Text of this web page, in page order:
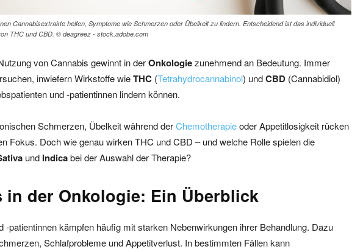
Cannabisextrakte helfen, Symptome wie Schmerzen oder Übelkeit zu lindern. Entscheidend ist das individuell
THC und CBD. © deagreez - stock.adobe.com
von Cannabis gewinnt in derOnkologiezunehmend an Bedeutung. Immer
inwiefern Wirkstoffe wieTHC (Tetrahydrocannabinol) undCBD (Cannabidiol)
und -patientinnen lindern können.
Schmerzen, Übelkeit während derChemotherapieoder Appetitlosigkeit rücken
Fokus. Doch wie genau wirken THC und CBD – und welche Rolle spielen die
und Indicabei der Auswahl der Therapie?
in der Onkologie: Ein Überblick
-patientinnen kämpfen häufig mit starken Nebenwirkungen ihrer Behandlung. Dazu
Schlafprobleme und Appetitverlust. In bestimmten Fällen kann